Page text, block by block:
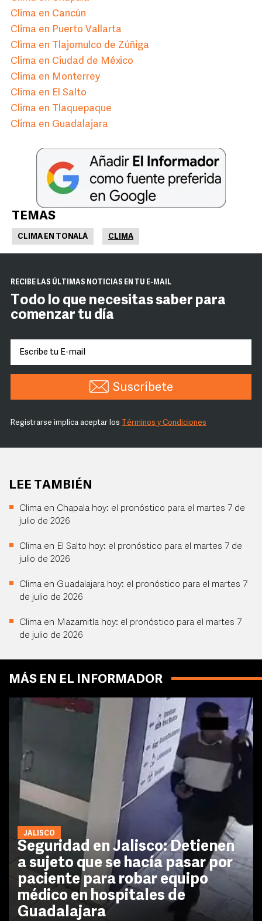
Clima en Cancún
Clima en Puerto Vallarta
Clima en Tlajomulco de Zúñiga
Clima en Ciudad de México
Clima en Monterrey
Clima en El Salto
Clima en Tlaquepaque
Clima en Guadalajara
TEMAS
CLIMA EN TONALÁ CLIMA
RECIBE LAS ÚLTIMAS NOTICIAS EN TU E-MAIL
Todo lo que necesitas saber para
comenzar tu día
Suscríbete
Registrarse implica aceptar los Términos y Condiciones
LEE TAMBIÉN
Clima en Chapala hoy: el pronóstico para el martes 7 de
julio de 2026
Clima en El Salto hoy: el pronóstico para el martes 7 de
julio de 2026
Clima en Guadalajara hoy: el pronóstico para el martes 7
de julio de 2026
Clima en Mazamitla hoy: el pronóstico para el martes 7
de julio de 2026
MÁS EN EL INFORMADOR
JALISCO
Seguridad en Jalisco: Detienen
a sujeto que se hacía pasar por
paciente para robar equipo
médico en hospitales de
Guadalajara